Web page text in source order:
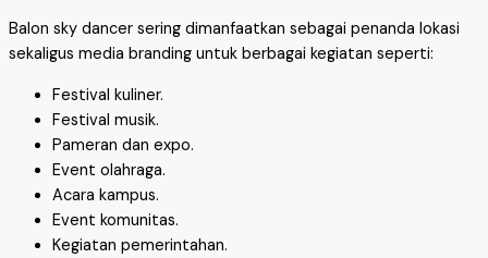
Balon sky dancer sering dimanfaatkan sebagai penanda lokasi
sekaligus media branding untuk berbagai kegiatan seperti:
Festival kuliner.
Festival musik.
Pameran dan expo.
Event olahraga.
Acara kampus.
Event komunitas.
Kegiatan pemerintahan.